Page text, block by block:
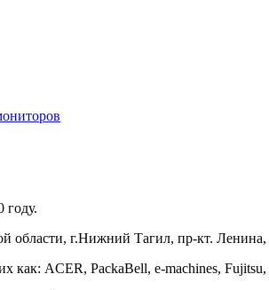
году.
области, г.Нижний Тагил, пр-кт. Ленина,
как: ACER, PackaBell, e-machines,